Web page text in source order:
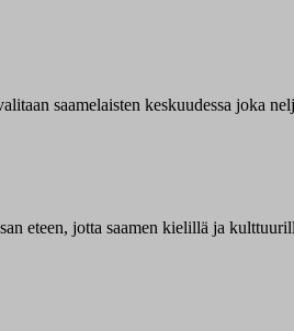
saamelaisten keskuudessa joka
eteen, jotta saamen kielillä ja